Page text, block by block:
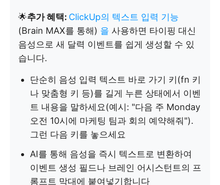
🌟추가 혜택: ClickUp의 텍스트 입력 기능
(Brain MAX를 통해) 을 사용하면 타이핑 대신
음성으로 새 달력 이벤트를 쉽게 생성할 수 있
습니다.
단순히 음성 입력 텍스트 바로 가기 키(fn 키
나 맞춤형 키 등)를 길게 누른 상태에서 이벤
트 내용을 말하세요(예시: "다음 주 Monday
오전 10시에 마케팅 팀과 회의 예약해줘").
그런 다음 키를 놓으세요
AI를 통해 음성을 즉시 텍스트로 변환하여
이벤트 생성 필드나 브레인 어시스턴트의 프
롬프트 막대에 붙여넣기합니다